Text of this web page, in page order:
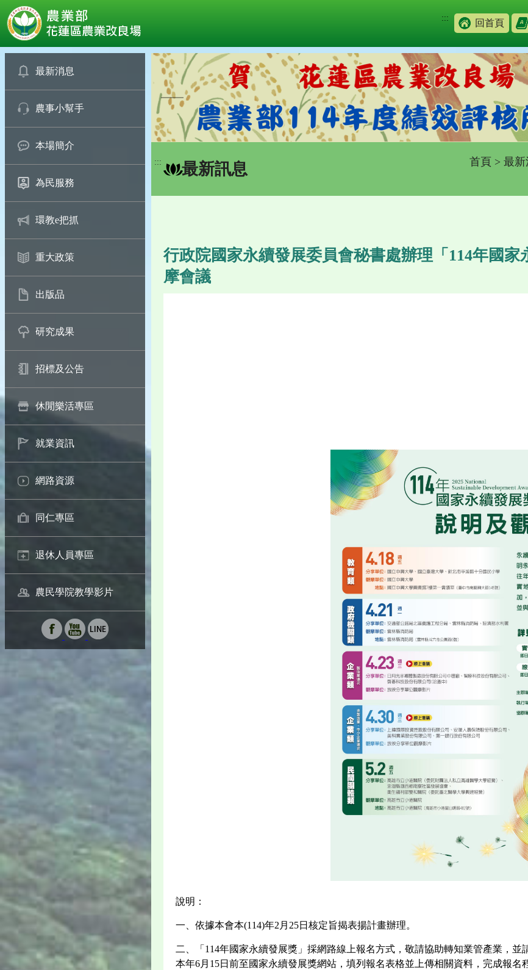
::: 回首頁
最新消息
農事小幫手
本場簡介
為民服務
環教e把抓
重大政策
出版品
研究成果
招標及公告
休閒樂活專區
就業資訊
網路資源
同仁專區
退休人員專區
農民學院教學影片
::: 最新訊息 首頁 > 最新
行政院國家永續發展委員會秘書處辦理「114年國
摩會議
說明：
一、依據本會本(114)年2月25日核定旨揭表揚計畫辦理。
二、「114年國家永續發展獎」採網路線上報名方式，敬請協助轉知業管產業，
本年6月15日前至國家永續發展獎網站，填列報名表格並上傳相關資料，完成報名